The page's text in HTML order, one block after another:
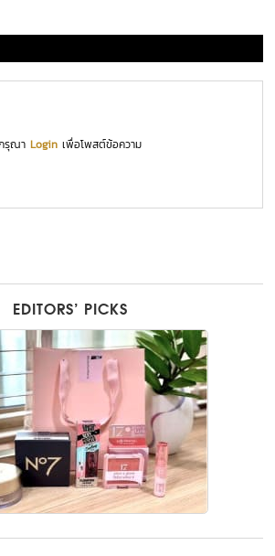
รุณาLogin เพื่อโพสต์ข้อความ
EDITORS’ PICKS